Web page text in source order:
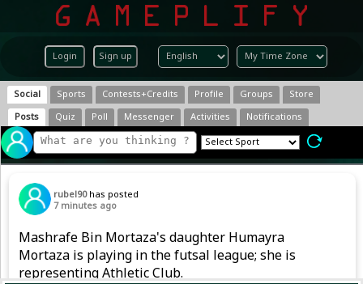
Login Sign up
Social Sports Contests+Credits Profile Groups
Store
Posts
Quiz Poll Messenger Activities Notifications
rubel90 has posted
7 minutes ago
Mashrafe Bin Mortaza's daughter Humayra
Mortaza is playing in the futsal league; she is
representing Athletic Club.